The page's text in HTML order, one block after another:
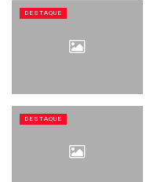
DESTAQUE
DESTAQUE